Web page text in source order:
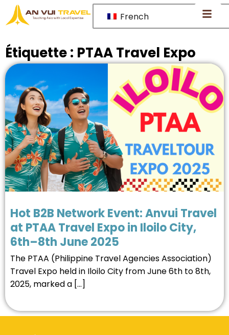
French
Étiquette : PTAA Travel Expo
Hot B2B Network Event: Anvui Travel
at PTAA Travel Expo in Iloilo City,
6th–8th June 2025
The PTAA (Philippine Travel Agencies Association)
Travel Expo held in Iloilo City from June 6th to 8th,
2025, marked a […]